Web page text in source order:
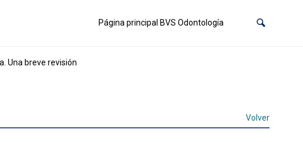
Página principal BVS Odontología
Una breve revisión
Volver